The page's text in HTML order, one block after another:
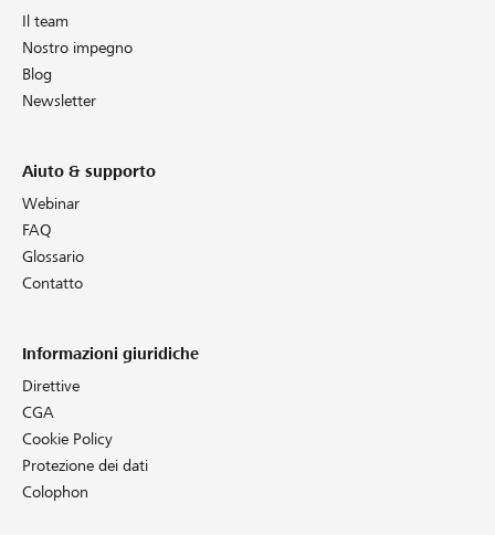
Il team
Nostro impegno
Blog
Newsletter
Aiuto & supporto
Webinar
FAQ
Glossario
Contatto
Informazioni giuridiche
Direttive
CGA
Cookie Policy
Protezione dei dati
Colophon